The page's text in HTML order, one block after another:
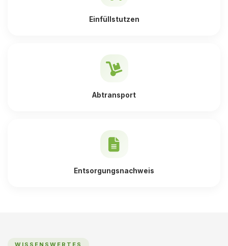
Einfüllstutzen
Abtransport
Entsorgungsnachweis
WISSENSWERTES